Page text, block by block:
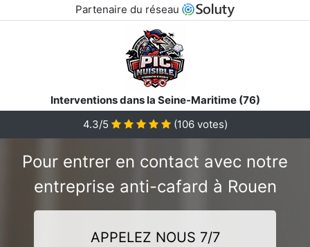
Partenaire du réseau
Interventions dans la Seine-Maritime (76)
4.3/5
(106votes)
Pour entrer en contact avec notre
entreprise anti-cafard à Rouen
APPELEZ NOUS 7/7